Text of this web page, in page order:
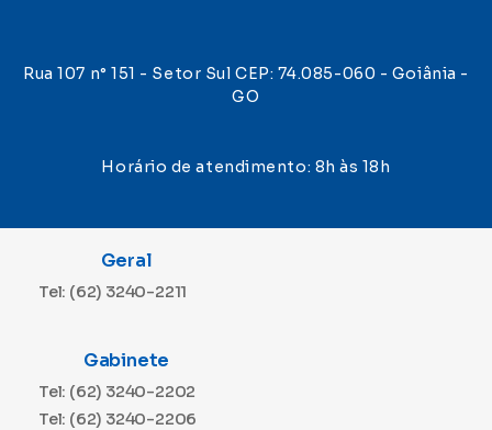
Rua 107 n° 151 - Setor Sul CEP: 74.085-060 - Goiânia -
GO
Horário de atendimento: 8h às 18h
Geral
Tel: (62) 3240-2211
Gabinete
Tel: (62) 3240-2202
Tel: (62) 3240-2206